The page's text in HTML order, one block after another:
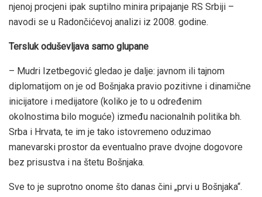
njenoj procjeni ipak suptilno minira pripajanje RS Srbiji –
navodi se u Radončićevoj analizi iz 2008. godine.
Tersluk oduševljava samo glupane
– Mudri Izetbegović gledao je dalje: javnom ili tajnom
diplomatijom on je od Bošnjaka pravio pozitivne i dinamične
inicijatore i medijatore (koliko je to u određenim
okolnostima bilo moguće) između nacionalnih politika bh.
Srba i Hrvata, te im je tako istovremeno oduzimao
manevarski prostor da eventualno prave dvojne dogovore
bez prisustva i na štetu Bošnjaka.
Sve to je suprotno onome što danas čini „prvi u Bošnjaka“.